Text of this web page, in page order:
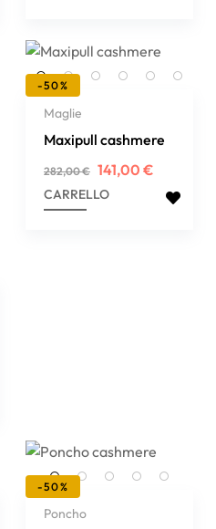
-50%
Maglie
Maxipull cashmere
Prezzo
regolare
282,00 € Prezzo
141,00 €
CARRELLO
-50%
Poncho